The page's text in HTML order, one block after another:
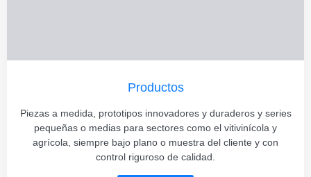
Productos
Piezas a medida, prototipos innovadores y duraderos y series
pequeñas o medias para sectores como el vitivinícola y
agrícola, siempre bajo plano o muestra del cliente y con
control riguroso de calidad.